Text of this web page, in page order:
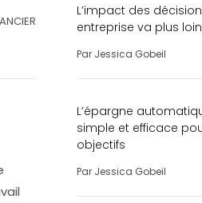
L’impact des
entreprise va plus
Par Jessica Gobeil
L’épargne
simple et efficace
objectifs
Par Jessica Gobeil